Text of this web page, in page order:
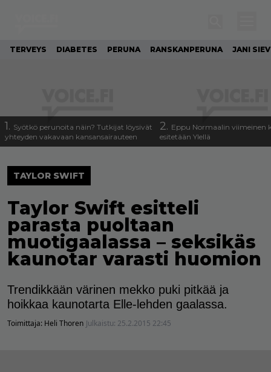
TERVEYS DIABETES PERUNA RANSKANPERUNA JANI
1. Syötkö perunoita näin? Tutkijat löysivät
yhteyden vakavaan kansansairauteen
2. Eppu Normaalin viimeinen
esitetään Ylellä
TAYLOR SWIFT
Taylor Swift esitteli
parasta puoltaan
muotigaalassa – seksikäs
kaunotar varasti huomion
Trendikkään värinen mekko puki pitkää ja
hoikkaa kaunotarta Elle-lehden gaalassa.
Toimittaja: Heli Thoren Julkaistu: 25.2.2015 22:45